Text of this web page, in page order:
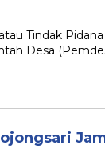
Tindak
Desa